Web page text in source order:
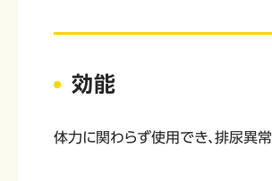
効能
体力に関わらず使用でき、排尿異常